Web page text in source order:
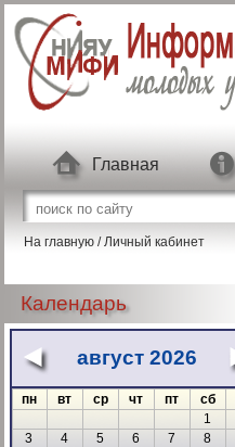
Перейти к основному содержанию
Главная
Форма поиска
Поиск на сайте
На главную /Личный кабинет
Календарь
август 2026
«
пн вт ср чт пт сб
1
3
4 5 6 7 8